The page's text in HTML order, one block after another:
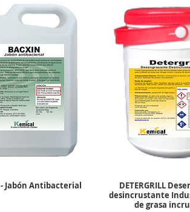
- Jabón Antibacterial
DETERGRILL
desincrustante
de grasa